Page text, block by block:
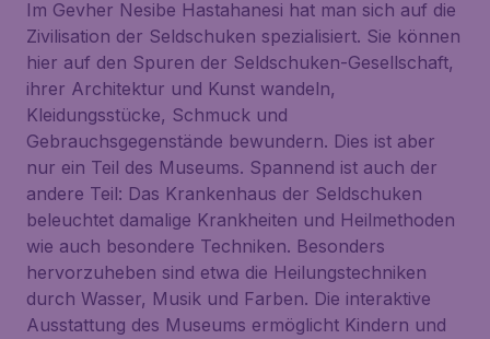
Im Gevher Nesibe Hastahanesi hat man sich auf die
Zivilisation der Seldschuken spezialisiert. Sie können
hier auf den Spuren der Seldschuken-Gesellschaft,
ihrer Architektur und Kunst wandeln,
Kleidungsstücke, Schmuck und
Gebrauchsgegenstände bewundern. Dies ist aber
nur ein Teil des Museums. Spannend ist auch der
andere Teil: Das Krankenhaus der Seldschuken
beleuchtet damalige Krankheiten und Heilmethoden
wie auch besondere Techniken. Besonders
hervorzuheben sind etwa die Heilungstechniken
durch Wasser, Musik und Farben. Die interaktive
Ausstattung des Museums ermöglicht Kindern und